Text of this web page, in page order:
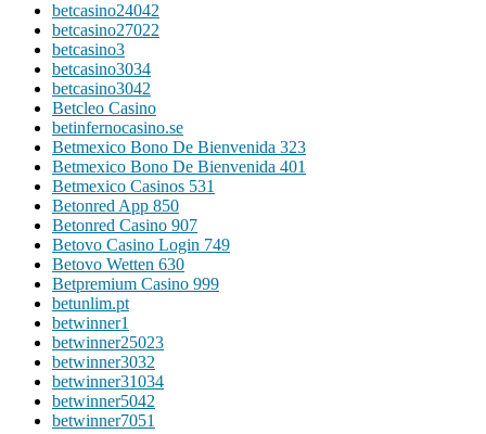
betcasino24042
betcasino27022
betcasino3
betcasino3034
betcasino3042
Betcleo Casino
betinfernocasino.se
Betmexico Bono De Bienvenida 323
Betmexico Bono De Bienvenida 401
Betmexico Casinos 531
Betonred App 850
Betonred Casino 907
Betovo Casino Login 749
Betovo Wetten 630
Betpremium Casino 999
betunlim.pt
betwinner1
betwinner25023
betwinner3032
betwinner31034
betwinner5042
betwinner7051